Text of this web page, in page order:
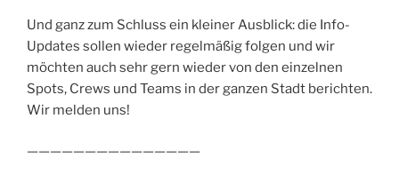
Und ganz zum Schluss ein kleiner Ausblick: die Info-
Updates sollen wieder regelmäßig folgen und wir
möchten auch sehr gern wieder von den einzelnen
Spots, Crews und Teams in der ganzen Stadt berichten.
Wir melden uns!
———————————————